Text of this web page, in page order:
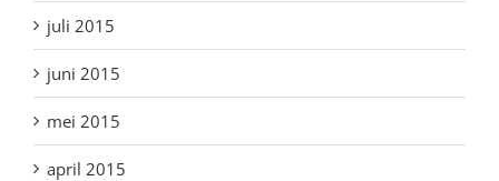
juli 2015
juni 2015
mei 2015
april 2015